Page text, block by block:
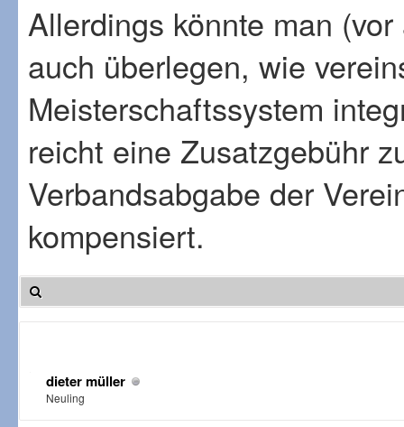
Allerdings könnte man
auch überlegen, wie
Meisterschaftssystem
reicht eine Zusatzgebühr
Verbandsabgabe der
kompensiert.
dieter müller
Neuling